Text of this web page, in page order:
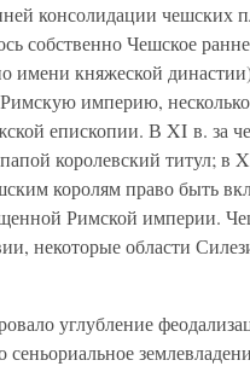
консолидации чешских
собственно Чешское
имени княжеской
империю,
епископии. В XI в. за
королевский титул; в
королям право быть
Римской империи.
некоторые области
углубление